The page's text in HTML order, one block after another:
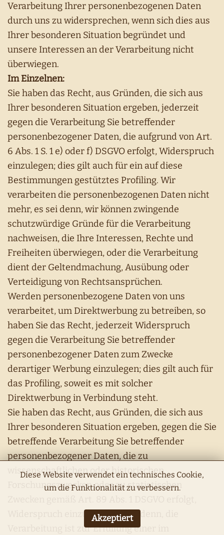
Verarbeitung Ihrer personenbezogenen Daten
durch uns zu widersprechen, wenn sich dies aus
Ihrer besonderen Situation begründet und
unsere Interessen an der Verarbeitung nicht
überwiegen.
Im Einzelnen:
Sie haben das Recht, aus Gründen, die sich aus
Ihrer besonderen Situation ergeben, jederzeit
gegen die Verarbeitung Sie betreffender
personenbezogener Daten, die aufgrund von Art.
6 Abs. 1 S. 1 e) oder f) DSGVO erfolgt, Widerspruch
einzulegen; dies gilt auch für ein auf diese
Bestimmungen gestütztes Profiling. Wir
verarbeiten die personenbezogenen Daten nicht
mehr, es sei denn, wir können zwingende
schutzwürdige Gründe für die Verarbeitung
nachweisen, die Ihre Interessen, Rechte und
Freiheiten überwiegen, oder die Verarbeitung
dient der Geltendmachung, Ausübung oder
Verteidigung von Rechtsansprüchen.
Werden personenbezogene Daten von uns
verarbeitet, um Direktwerbung zu betreiben, so
haben Sie das Recht, jederzeit Widerspruch
gegen die Verarbeitung Sie betreffender
personenbezogener Daten zum Zwecke
derartiger Werbung einzulegen; dies gilt auch für
das Profiling, soweit es mit solcher
Direktwerbung in Verbindung steht.
Sie haben das Recht, aus Gründen, die sich aus
Ihrer besonderen Situation ergeben, gegen die Sie
betreffende Verarbeitung Sie betreffender
personenbezogener Daten, die zu
wissenschaftlichen oder historischen
Forschungszwecken oder zu statistischen
Widerspruch einzulegen, es sei denn, die
Verarbeitung ist zur Erfüllung einer im
Diese Website verwendet ein technisches Cookie,
um die Funktionalität zu verbessern.
Akzeptiert